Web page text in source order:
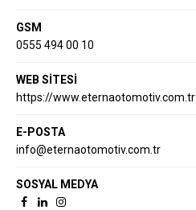
GSM
0555 494 00 10
WEB SİTESİ
https://www.eternaotomotiv.com.tr
E-POSTA
info@eternaotomotiv.com.tr
SOSYAL MEDYA